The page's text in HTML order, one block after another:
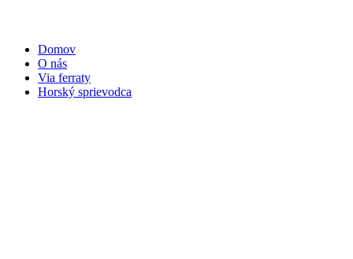
Domov
O nás
Via ferraty
Horský sprievodca